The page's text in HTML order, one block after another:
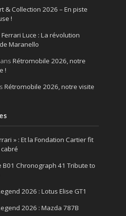
& Collection 2026 – En piste
!
Ferrari Luce : La révolution
Maranello
Rétromobile 2026, notre
!
Rétromobile 2026, notre visite
» : Et la Fondation Cartier fit
B01 Chronograph 41 Tribute to
2026 : Lotus Elise GT1
2026 : Mazda 787B